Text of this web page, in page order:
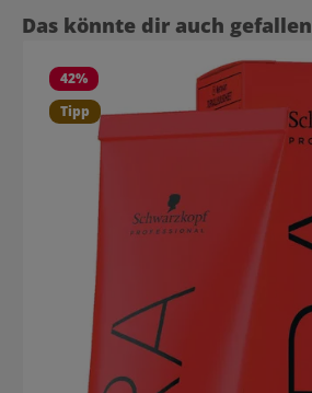
Produktgalerie überspringen
Das könnte dir auch gefallen
42%
Tipp